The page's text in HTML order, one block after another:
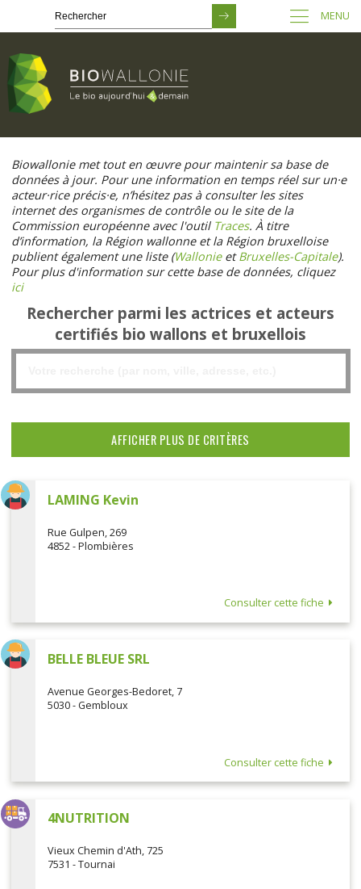
contenu
principal
MENU
Biowallonie met tout en œuvre pour maintenir sa base de
données à jour. Pour une information en temps réel sur un·e
acteur·rice précis·e, n’hésitez pas à consulter les sites
internet des organismes de contrôle ou le site de la
Commission européenne avec l'outil Traces. À titre
d’information, la Région wallonne et la Région bruxelloise
publient également une liste (WallonieetBruxelles-Capitale).
Pour plus d'information sur cette base de données, cliquez
ici
Rechercher parmi les actrices et acteurs
certifiés bio wallons et bruxellois
LAMING Kevin
Rue Gulpen, 269
4852 - Plombières
Consulter cette fiche
BELLE BLEUE SRL
Avenue Georges-Bedoret, 7
5030 - Gembloux
Consulter cette fiche
4NUTRITION
Vieux Chemin d'Ath, 725
7531 - Tournai
AFFICHER PLUS DE CRITÈRES